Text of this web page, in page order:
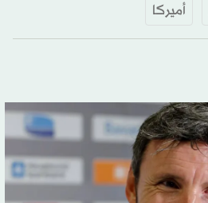
أميركا